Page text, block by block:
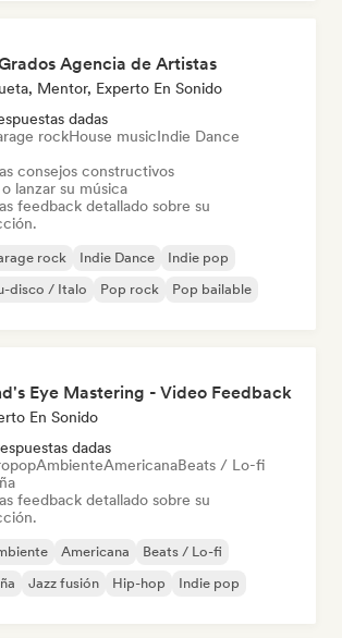
Agencia de Artistas
Mentor, Experto En Sonido
dadas
rockHouse musicIndie Dance
consejos constructivos
lanzar su música
feedback detallado sobre su
rock Indie Dance
Indie pop
disco / Italo Pop rock Pop bailable
Eye Mastering - Video Feedback
En Sonido
dadas
AmbienteAmericanaBeats / Lo-fi
feedback detallado sobre su
Americana
Beats / Lo-fi
Jazz fusión Hip-hop Indie pop